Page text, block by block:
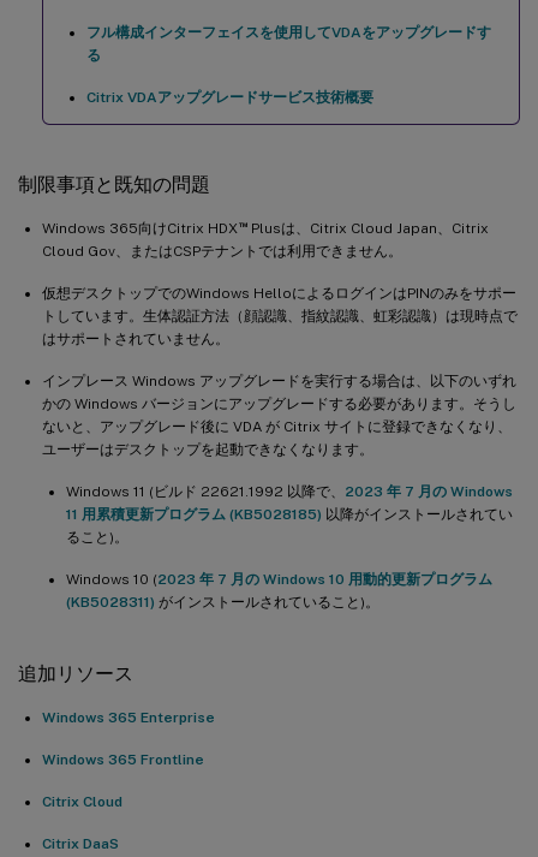
フル構成インターフェイスを使用してVDAをアップグレードす
る
Citrix VDAアップグレードサービス技術概要
制限事項と既知の問題
Windows 365向けCitrix HDX ™Plusは、Citrix Cloud Japan、Citrix
Cloud Gov、またはCSPテナントでは利用できません。
仮想デスクトップでのWindows HelloによるログインはPINのみをサポー
トしています。生体認証方法（顔認識、指紋認識、虹彩認識）は現時点で
はサポートされていません。
インプレース Windows アップグレードを実行する場合は、以下のいずれ
かの Windows バージョンにアップグレードする必要があります。そうし
ないと、アップグレード後に VDA が Citrix サイトに登録できなくなり、
ユーザーはデスクトップを起動できなくなります。
Windows 11 (ビルド 22621.1992 以降で、 2023 年 7 月の Windows
11 用累積更新プログラム (KB5028185) 以降がインストールされてい
ること)。
Windows 10 (2023 年 7 月の Windows 10 用動的更新プログラム
(KB5028311) がインストールされていること)。
追加リソース
Windows 365 Enterprise
Windows 365 Frontline
Citrix Cloud
Citrix DaaS